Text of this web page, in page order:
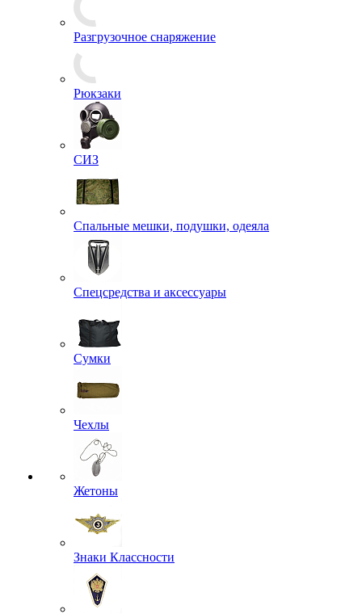
Выживание
Измерительные приборы
Кобуры
Несессеры и комплектующие
Подсумки
Разгрузочное снаряжение
СИЗ
Спецсредства и аксессуары